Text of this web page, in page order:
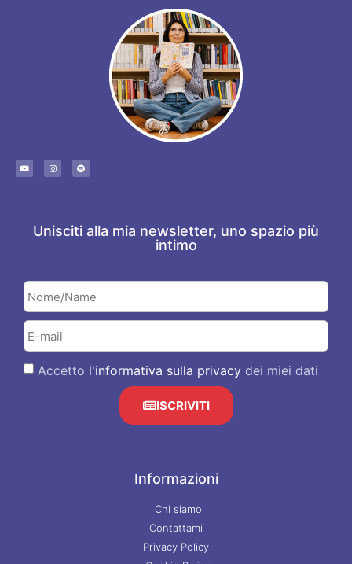
Unisciti alla mia newsletter, uno spazio più
intimo
Accetto l'informativa sulla privacy dei miei dati
ISCRIVITI
Informazioni
Chi siamo
Contattami
Privacy Policy